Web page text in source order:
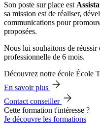
Son poste sur place est
sa mission est de réaliser,
communications pour
proposées.
Nous lui souhaitons de réussir
professionnelle de 6 mois.
Découvrez notre école École
En savoir plus
Contact conseiller
Cette formation t'intéresse ?
Je découvre les formations